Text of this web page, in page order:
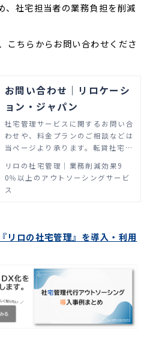
、社宅担当者の業務負担を削減
こちらからお問い合わせくださ
お問い合わせ｜リロケーシ
ョン・ジャパン
社宅管理サービスに関するお問い合
わせや、料金プランのご相談などは
当ページより承ります。転貸社宅管
No.1。貴社のニーズを的確に捉え
たコンサルティングと、あらゆるシ
ーンを想定した付帯サービスをご用
て90%以上の工数削減に貢献しま
す。
リロの社宅管理│業務削減効果9
0％以上のアウトソーシングサービ
ス
ロの社宅管理』を導入・利用